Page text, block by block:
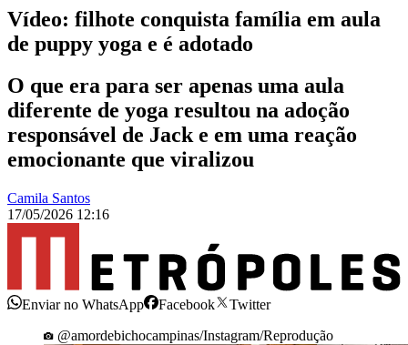
Vídeo: filhote conquista família em aula
de puppy yoga e é adotado
O que era para ser apenas uma aula
diferente de yoga resultou na adoção
responsável de Jack e em uma reação
emocionante que viralizou
Camila Santos
17/05/2026 12:16
Enviar no WhatsApp Facebook
Twitter
@amordebichocampinas/Instagram/Reprodução